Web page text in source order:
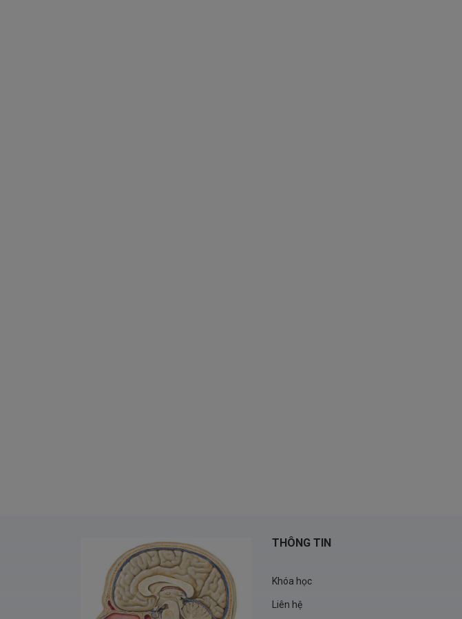
THÔNG TIN
Khóa học
Liên hệ